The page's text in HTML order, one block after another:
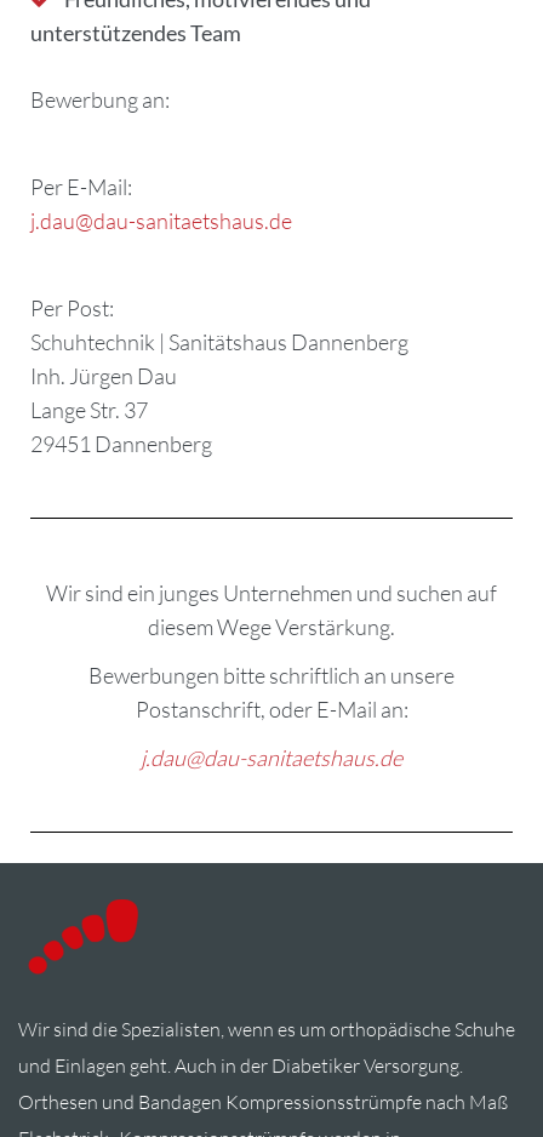
unterstützendes Team
Bewerbung an:
Per E-Mail:
j.dau@dau-sanitaetshaus.de
Per Post:
Schuhtechnik | Sanitätshaus Dannenberg
Inh. Jürgen Dau
Lange Str. 37
29451 Dannenberg
Wir sind ein junges Unternehmen und suchen auf
diesem Wege Verstärkung.
Bewerbungen bitte schriftlich an unsere
Postanschrift, oder E-Mail an:
j.dau@dau-sanitaetshaus.de
Wir sind die Spezialisten, wenn es um orthopädische Schuhe
und Einlagen geht. Auch in der Diabetiker Versorgung.
Orthesen und Bandagen Kompressionsstrümpfe nach Maß